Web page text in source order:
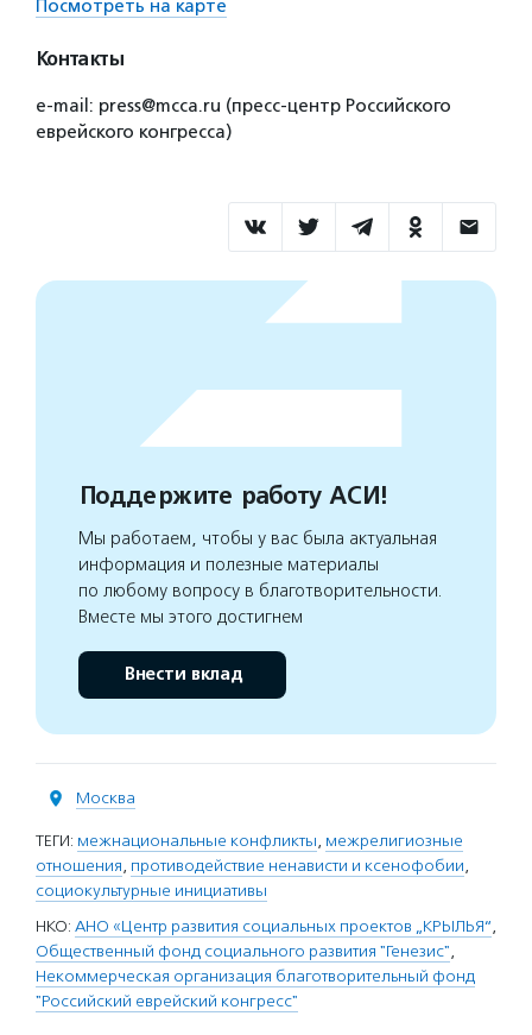
Посмотреть на карте
Контакты
e-mail: press@mcca.ru (пресс-центр Российского
еврейского конгресса)
Поддержите работу АСИ!
Мы работаем, чтобы у вас была актуальная
информация и полезные материалы
по любому вопросу в благотворительности.
Вместе мы этого достигнем
Внести вклад
Москва
ТЕГИ: межнациональные конфликты, межрелигиозные
отношения, противодействие ненависти и ксенофобии,
социокультурные инициативы
НКО: АНО «Центр развития социальных проектов „КРЫЛЬЯ“,
Общественный фонд социального развития "Генезис",
Некоммерческая организация благотворительный фонд
"Российский еврейский конгресс"